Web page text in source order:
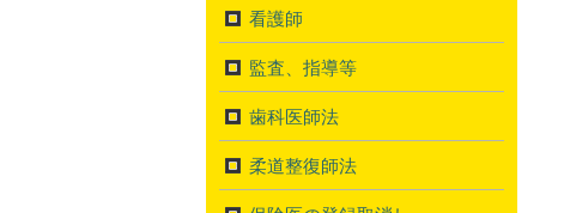
看護師
監査、指導等
歯科医師法
柔道整復師法